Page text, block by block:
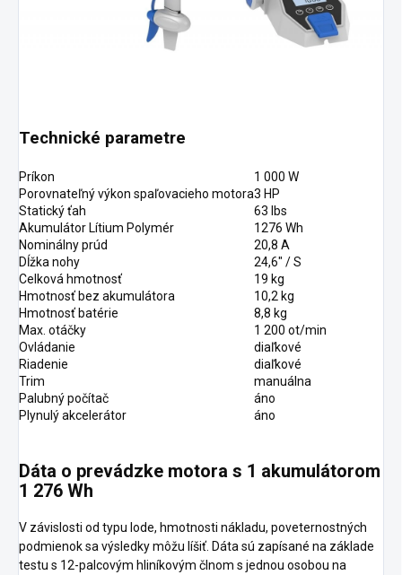
Technické parametre
Príkon
1 000 W
Porovnateľný výkon spaľovacieho motora3 HP
Statický ťah
63 Ibs
Akumulátor Lítium Polymér
1276 Wh
Nominálny prúd
20,8 A
Dĺžka nohy
24,6″ / S
Celková hmotnosť
19 kg
Hmotnosť bez akumulátora
10,2 kg
Hmotnosť batérie
8,8 kg
Max. otáčky
1 200 ot/min
Ovládanie
diaľkové
Riadenie
diaľkové
Trim
manuálna
Palubný počítač
áno
Plynulý akcelerátor
áno
Dáta o prevádzke motora s 1 akumulátorom
1 276 Wh
V závislosti od typu lode, hmotnosti nákladu, poveternostných
podmienok sa výsledky môžu líšiť. Dáta sú zapísané na základe
testu s 12-palcovým hliníkovým člnom s jednou osobou na